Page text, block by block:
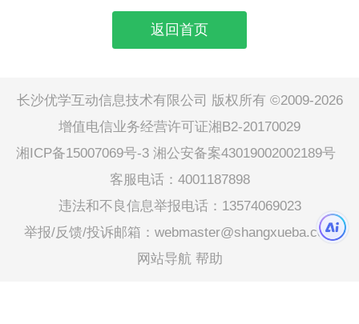
返回首页
长沙优学互动信息技术有限公司 版权所有 ©2009-2026
增值电信业务经营许可证湘B2-20170029
湘ICP备15007069号-3 湘公安备案43019002002189号
客服电话：4001187898
违法和不良信息举报电话：13574069023
举报/反馈/投诉邮箱：webmaster@shangxueba.com
网站导航 帮助